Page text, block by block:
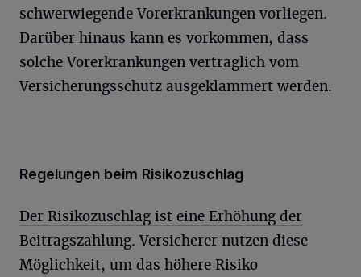
schwerwiegende Vorerkrankungen vorliegen.
Darüber hinaus kann es vorkommen, dass
solche Vorerkrankungen vertraglich vom
Versicherungsschutz ausgeklammert werden.
Regelungen beim Risikozuschlag
Der Risikozuschlag ist eine Erhöhung der
Beitragszahlung. Versicherer nutzen diese
Möglichkeit, um das höhere Risiko